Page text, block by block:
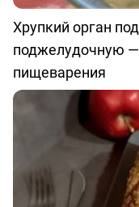
Хрупкий орган
поджелудочную
пищеварения